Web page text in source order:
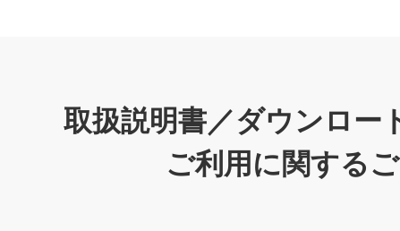
取扱説明書／ダウンロー
ご利用に関する